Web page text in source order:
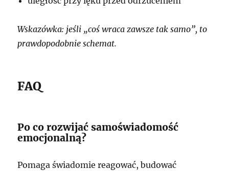
Wskazówka: jeśli „coś wraca zawsze tak samo”, to
prawdopodobnie schemat.
FAQ
Po co rozwijać samoświadomość
emocjonalną?
Pomaga świadomie reagować, budować